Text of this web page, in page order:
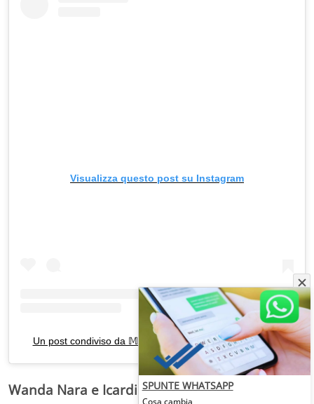
Visualizza questo post su Instagram
Un post condiviso da 𝕄𝔸𝕌ℝ𝕆 𝕀ℂ𝔸ℝ𝔻𝕀 (@mauroicardi)
Wanda Nara e Icardi di nuovo insieme
SPUNTE WHATSAPP
Cosa cambia